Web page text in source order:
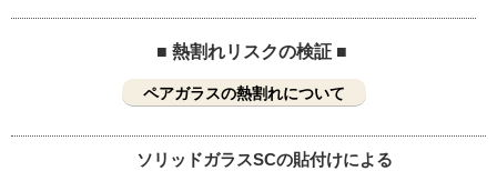
■ 熱割れリスクの検証 ■
ペアガラスの熱割れについて
ソリッドガラスSCの貼付けによる